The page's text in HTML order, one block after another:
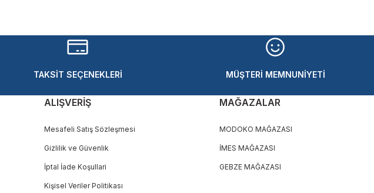
TAKSİT SEÇENEKLERİ MÜŞTERİ MEMNUNİYETİ
ALIŞVERİŞ
Mesafeli Satış Sözleşmesi
Gizlilik ve Güvenlik
İptal İade Koşullari
Kişisel Veriler Politikası
MAĞAZALAR
MODOKO MAĞAZASI
İMES MAĞAZASI
GEBZE MAĞAZASI